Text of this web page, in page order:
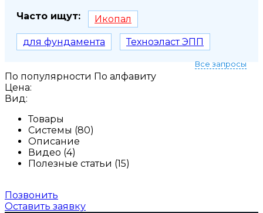
Часто ищут: Икопал
для фундамента Техноэласт ЭПП
Все запросы
По популярности По алфавиту
Цена:
Вид:
Товары
Системы (80)
Описание
Видео (4)
Полезные статьи (15)
Позвонить
Оставить заявку